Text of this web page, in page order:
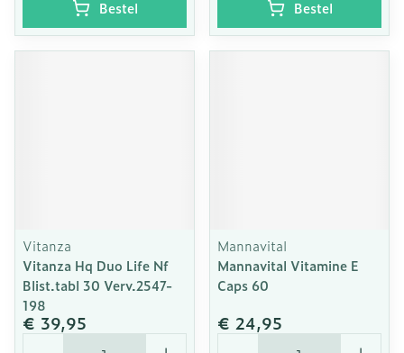
Bestel Bestel
Vitanza
Vitanza Hq Duo Life Nf
Blist.tabl 30 Verv.2547-
198
€ 39,95
Aantal
Mannavital
Mannavital Vitamine E
Caps 60
€ 24,95
Aantal